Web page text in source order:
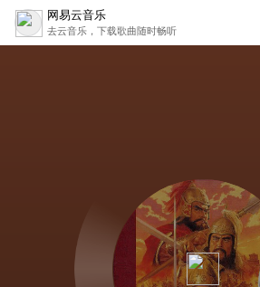
网易云音乐
去云音乐，下载歌曲随时畅听